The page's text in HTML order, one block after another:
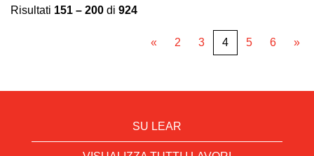
Risultati 151 – 200 di 924
« 2 3 4 5 6 »
SU LEAR